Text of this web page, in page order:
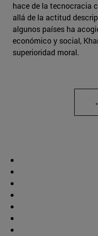
hace de la tecnocracia
allá de la actitud
algunos países ha
económico y social,
superioridad moral.